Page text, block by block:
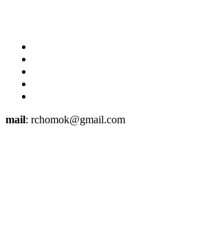
mail: rchomok@gmail.com